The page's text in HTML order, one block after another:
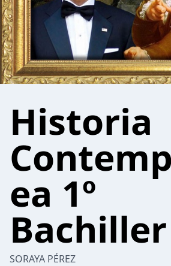
Historia
ea 1º
Bachiller
SORAYA PÉREZ